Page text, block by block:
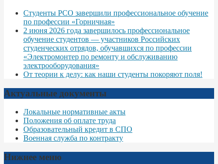
Студенты РСО завершили профессиональное обучение
по профессии «Горничная»
2 июня 2026 года завершилось профессиональное
обучение студентов — участников Российских
студенческих отрядов, обучавшихся по профессии
«Электромонтер по ремонту и обслуживанию
электрооборудования»
От теории к делу: как наши студенты покоряют поля!
Актуальные документы
Локальные нормативные акты
Положения об оплате труда
Образовательный кредит в СПО
Военная служба по контракту
Нижнее меню